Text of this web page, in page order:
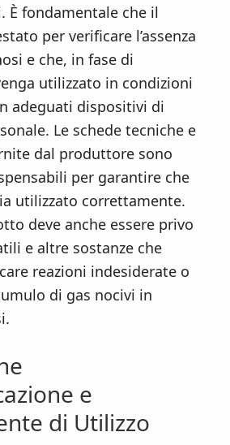
È fondamentale che il
per verificare l’assenza
e che, in fase di
utilizzato in condizioni
adeguati dispositivi di
Le schede tecniche e
dal produttore sono
per garantire che
utilizzato correttamente.
deve anche essere privo
e altre sostanze che
reazioni indesiderate o
di gas nocivi in
e
di Utilizzo